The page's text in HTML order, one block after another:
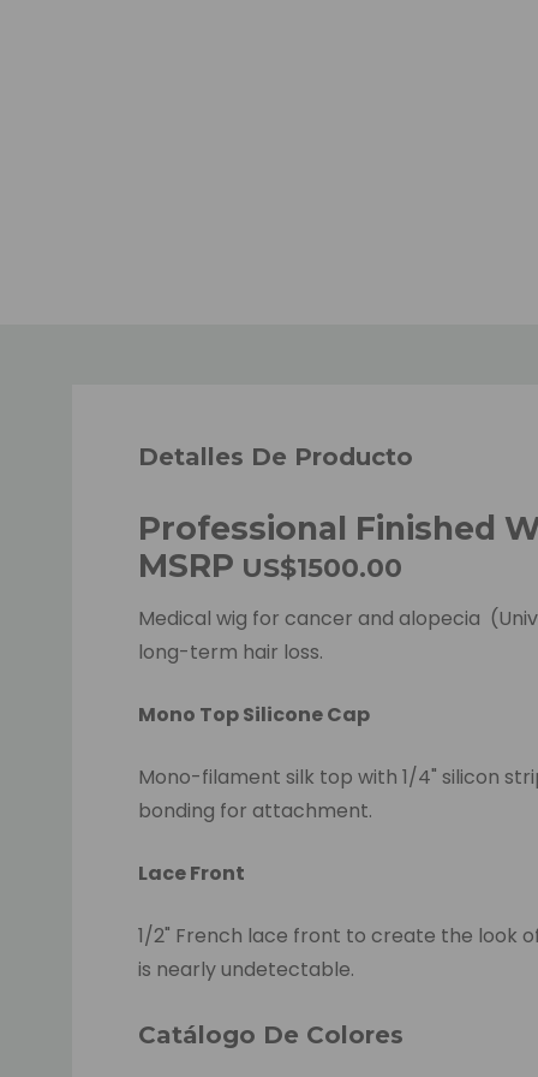
Detalles De Producto
Professional Finished
MSRP US$1500.00
Medical wig for cancer and alopecia
long-term hair loss.
Mono Top Silicone Cap
Mono-filament silk top with 1/4" silicon
bonding for attachment.
Lace Front
1/2" French lace front to create the look
is nearly undetectable.
Silicon skin wig cap is very comfortable
Catálogo De Colores